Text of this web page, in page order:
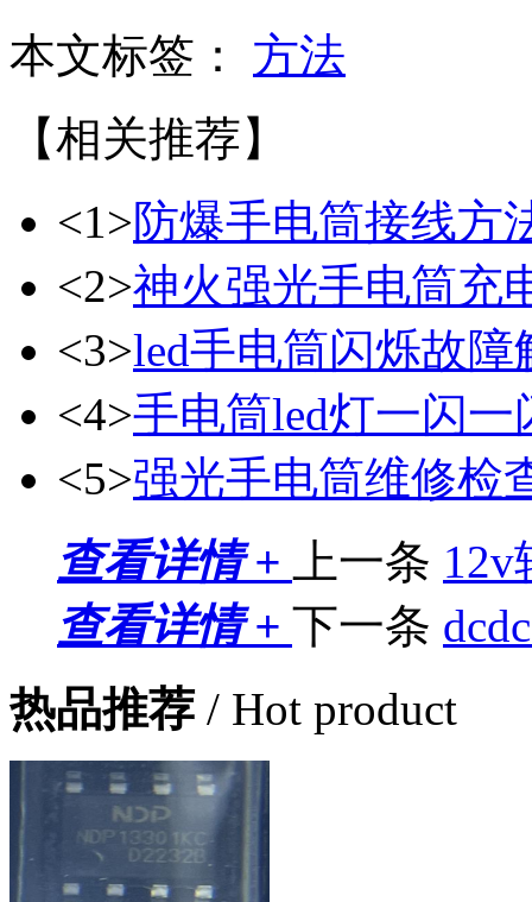
本文标签： 方法
【相关推荐】
<1>防爆手电筒接线方
<2>神火强光手电筒充
<3>led手电筒闪烁故障
<4>手电筒led灯一闪
<5>强光手电筒维修检
查看详情 +
上一条 12v
查看详情 + 下一条
热品推荐 / Hot product